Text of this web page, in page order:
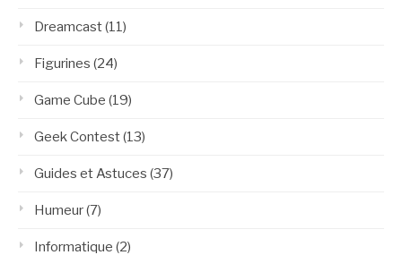
Dreamcast(11)
Figurines (24)
Game Cube (19)
Geek Contest(13)
Guides et Astuces (37)
Humeur(7)
Informatique (2)